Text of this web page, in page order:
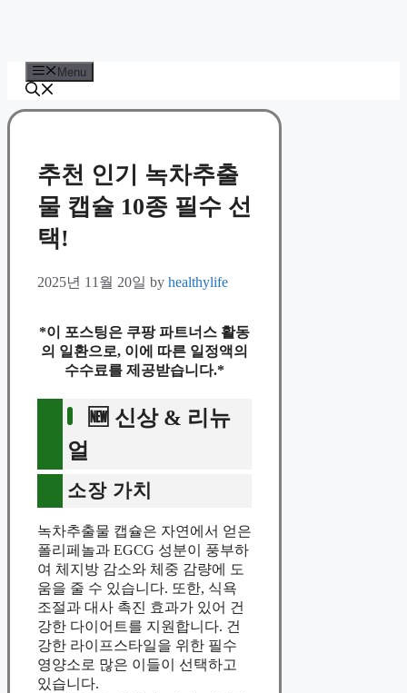
Menu
추천 인기 녹차추출
물 캡슐 10종 필수 선
택!
2025년 11월 20일 by healthylife
*이 포스팅은 쿠팡 파트너스 활동
의 일환으로, 이에 따른 일정액의
수수료를 제공받습니다.*
🆕 신상 & 리뉴
얼
소장 가치
녹차추출물 캡슐은 자연에서 얻은
폴리페놀과 EGCG 성분이 풍부하
여 체지방 감소와 체중 감량에 도
움을 줄 수 있습니다. 또한, 식욕
조절과 대사 촉진 효과가 있어 건
강한 다이어트를 지원합니다. 건
강한 라이프스타일을 위한 필수
영양소로 많은 이들이 선택하고
있습니다.